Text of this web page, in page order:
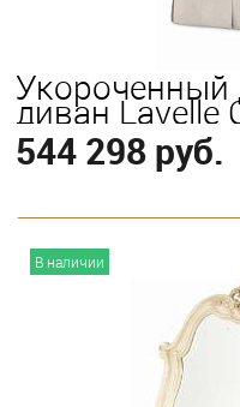
Укороченный
диван Lavelle
544 298 руб.
В наличии